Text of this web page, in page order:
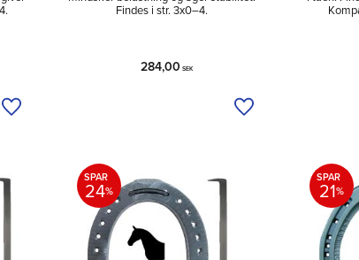
Tilføj til ønskeliste
Findes i str. 3x0–4.
284,00 SEK
Tilføj til ønskeliste
SPAR
24%
SPAR
21%